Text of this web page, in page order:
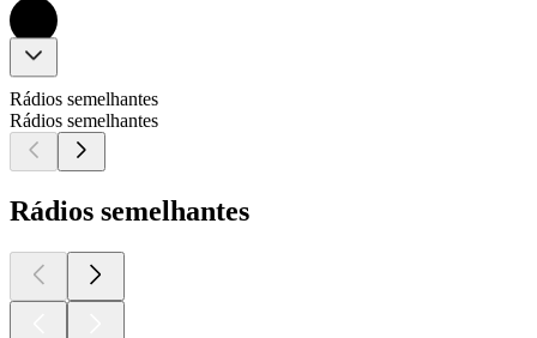
Rádios semelhantes
Rádios semelhantes
Rádios semelhantes